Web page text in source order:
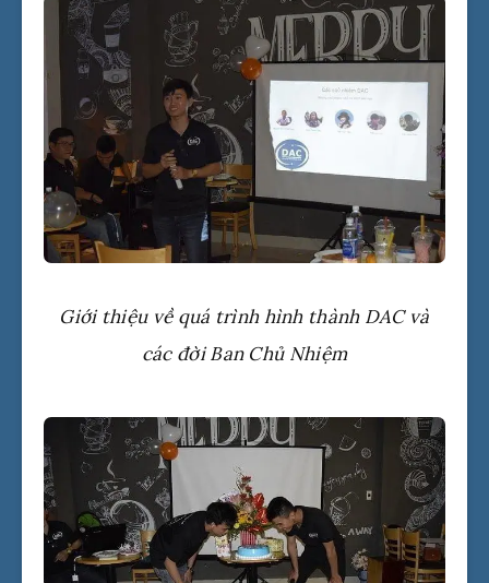
Giới thiệu về quá trình hình thành DAC và
các đời Ban Chủ Nhiệm